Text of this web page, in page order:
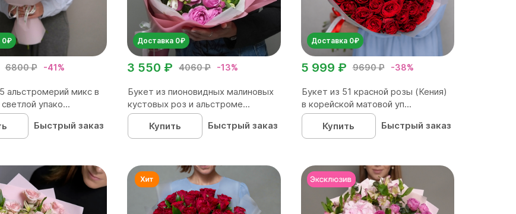
0₽
6800 ₽ -41%
альстромерий микс в
упако...
Быстрый заказ
Доставка 0₽
4060 ₽ -13%
3 550 ₽
Букет из пионовидных малиновых
кустовых роз и альстроме...
Купить
Быстрый заказ
Доставка 0₽
9690 ₽ -38%
5 999 ₽
Букет из 51 красной розы (Кения)
в корейской матовой уп...
Купить
Быстрый заказ